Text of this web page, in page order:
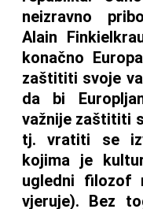
neizravno
Alain
konačno
zaštititi svoje
da bi
važnije zaštititi
tj. vratiti se
kojima je
ugledni filozof
vjeruje). Bez